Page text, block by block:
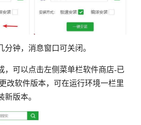
分钟，消息窗口可关闭。
，可以点击左侧菜单栏软件商店-已
改软件版本，可在运行环境一栏里
新版本。